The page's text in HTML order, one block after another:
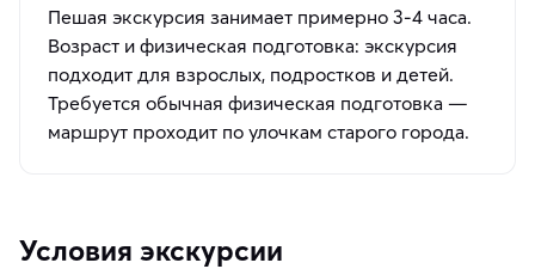
Пешая экскурсия занимает примерно 3-4 часа.
Возраст и физическая подготовка: экскурсия
подходит для взрослых, подростков и детей.
Требуется обычная физическая подготовка —
маршрут проходит по улочкам старого города.
Условия экскурсии